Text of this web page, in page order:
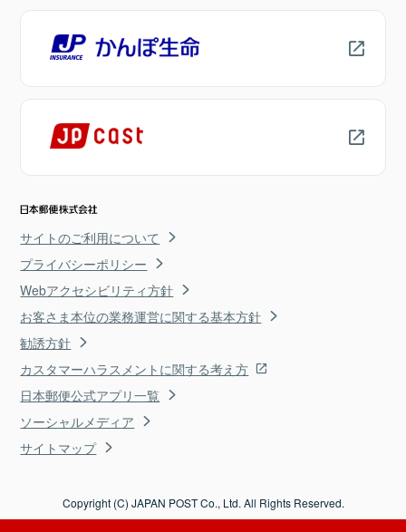
サイトのご利用について
プライバシーポリシー
Webアクセシビリティ方針
お客さま本位の業務運営に関する基本方針
勧誘方針
カスタマーハラスメントに関する考え方
日本郵便公式アプリ一覧
ソーシャルメディア
サイトマップ
Copyright (C) JAPAN POST Co., Ltd. All Rights Reserved.